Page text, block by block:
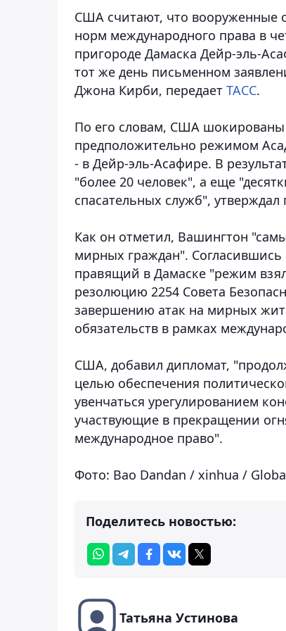
США считают, что вооруженные
норм международного права в
пригороде Дамаска Дейр-эль-
тот же день письменном
Джона Кирби, передает ТАСС.
По его словам, США шокированы
предположительно режимом
- в Дейр-эль-Асафире. В
"более 20 человек", а еще
спасательных служб",
Как он отметил, Вашингтон
мирных граждан".
правящий в Дамаске "режим
резолюцию 2254 Совета
завершению атак на мирных
обязательств в рамках
США, добавил дипломат,
целью обеспечения
увенчаться урегулированием
участвующие в прекращении
международное право".
Фото: Bao Dandan / xinhua /
Поделитесь новостью:
Татьяна Устинова